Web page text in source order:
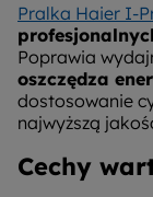
Pralka Haier I-
Poprawia
oszczędza
dostosowanie
najwyższą
Cechy